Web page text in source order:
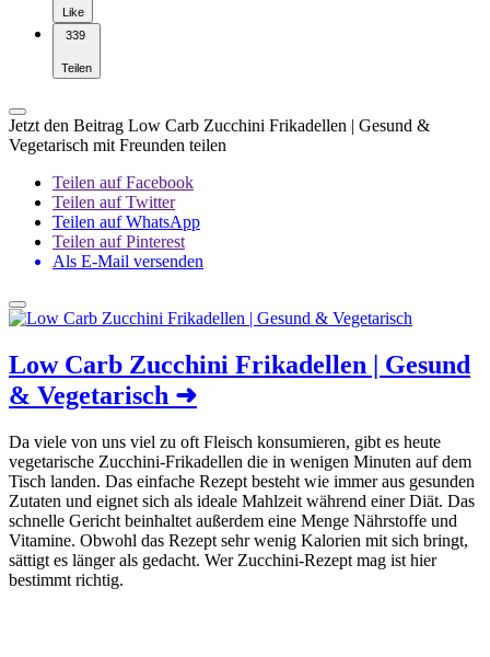
Like
339
Teilen
Jetzt den Beitrag Low Carb Zucchini Frikadellen | Gesund &
Vegetarisch mit Freunden teilen
Teilen auf Facebook
Teilen auf Twitter
Teilen auf WhatsApp
Teilen auf Pinterest
Als E-Mail versenden
Low Carb Zucchini Frikadellen | Gesund
& Vegetarisch ➜
Da viele von uns viel zu oft Fleisch konsumieren, gibt es heute
vegetarische Zucchini-Frikadellen die in wenigen Minuten auf dem
Tisch landen. Das einfache Rezept besteht wie immer aus gesunden
Zutaten und eignet sich als ideale Mahlzeit während einer Diät. Das
schnelle Gericht beinhaltet außerdem eine Menge Nährstoffe und
Vitamine. Obwohl das Rezept sehr wenig Kalorien mit sich bringt,
sättigt es länger als gedacht. Wer Zucchini-Rezept mag ist hier
bestimmt richtig.